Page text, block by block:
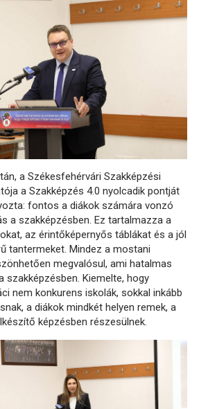
a Székesfehérvári Szakképzési
a Szakképzés 4.0 nyolcadik pontját
fontos a diákok számára vonzó
a szakképzésben. Ez tartalmazza a
az érintőképernyős táblákat és a jól
tantermeket. Mindez a mostani
megvalósul, ami hatalmas
szakképzésben. Kiemelte, hogy
nem konkurens iskolák, sokkal inkább
a diákok mindkét helyen remek, a
képzésben részesülnek.